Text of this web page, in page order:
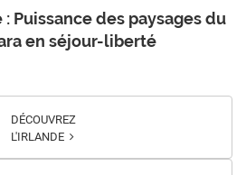
Puissance des paysages du
en séjour-liberté
DÉCOUVREZ
L'IRLANDE